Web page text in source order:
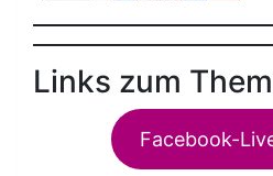
Links zum
Facebook-